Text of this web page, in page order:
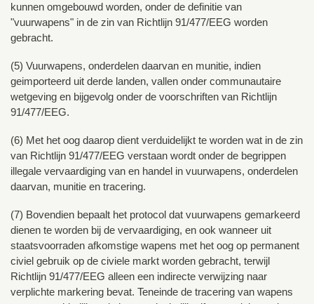
kunnen omgebouwd worden, onder de definitie van
"vuurwapens" in de zin van Richtlijn 91/477/EEG worden
gebracht.
(5) Vuurwapens, onderdelen daarvan en munitie, indien
geimporteerd uit derde landen, vallen onder communautaire
wetgeving en bijgevolg onder de voorschriften van Richtlijn
91/477/EEG.
(6) Met het oog daarop dient verduidelijkt te worden wat in de zin
van Richtlijn 91/477/EEG verstaan wordt onder de begrippen
illegale vervaardiging van en handel in vuurwapens, onderdelen
daarvan, munitie en tracering.
(7) Bovendien bepaalt het protocol dat vuurwapens gemarkeerd
dienen te worden bij de vervaardiging, en ook wanneer uit
staatsvoorraden afkomstige wapens met het oog op permanent
civiel gebruik op de civiele markt worden gebracht, terwijl
Richtlijn 91/477/EEG alleen een indirecte verwijzing naar
verplichte markering bevat. Teneinde de tracering van wapens